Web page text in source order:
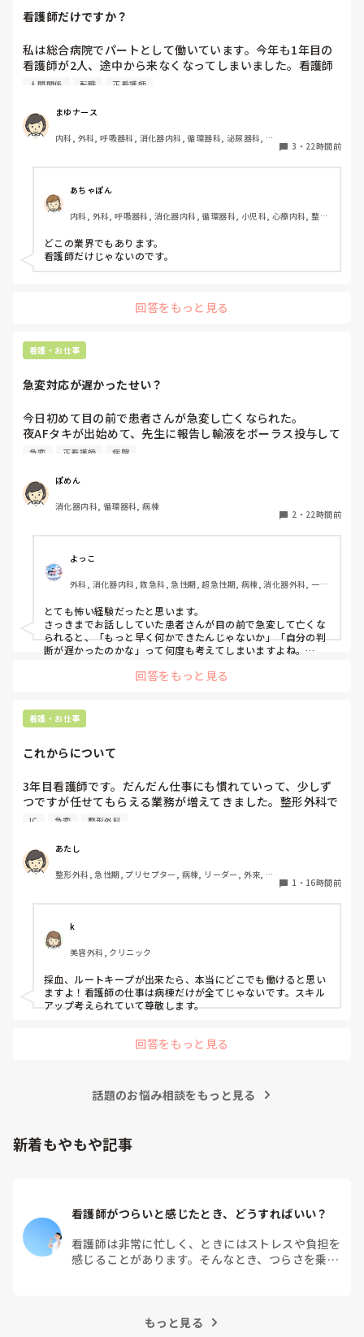
が受かってAも受かったらBに行きます。」と伝えました。
「受かったところを蹴って外部に行くなんて社会人としてど
うかと思うけど。」と言われましたが、1年生の頃からお伝
えしていますし意志を曲げるつもりは毛頭ありませんと伝え
お答え頂きました。
また、内部の試験は第1志望〜第3志望まで必ず書かなければ
なら尚更B病院は受けますって伝えた上で内部の試験をした
のですが、絶対に内部に行かせたいと思ったのか、学年で私
だけ推薦して確実にA病院に行ける事になりました。
でも、そんなこと頼んでいません。B病院を受けることは何
げてここまでやってあげてるのに外部受けるなんて有り得な
いしそれって人としてどうなの？」と言われました。八方塞
私の学校では担任→校長の許可が降りないと必要書類の申請
をすることができません。申請が通っても貰えるまで１ヶ月
かかります。
B病院の看護部長さんは、是非あなたに来て欲しいと言って
くださっていて私も行きたいと思っています。
私の人生のことだから私が決めたいです。推薦されようがさ
れまいがB病院を受けることは決めていました。なのに推薦
されたことで申請を通す気はないとはっきり言われました。
か。
就職担当の事務に相談したら、「1年だけAで働いてその後B
いったら？」と私の経歴に傷がつくことがわかっているのに
他人事扱いです。本当に酷い…
B病院は諦めたくありません。ていうか受かる可能性低いで
す。倍率高いので。絶対に行ける可能性が低いのになぜか裏
で手を回されました。
どうしたら話が通じると思いますか？なんかもう疲れちゃっ
て。
ここまで読んでくださりありがとうございました。客観的に
見ることがもう出来なくなってしまっているので第三者の目
線でご意見頂きたいです。お時間あったらコメントお願いし
ます。
看護師だけですか？
私は総合病院でパートとして働いています。今年も1年目の
看護師が2人、途中から来なくなってしまいました。看護師
として働いていると、指導の場面で「そこまで強く言わなく
患者さんの安全を守るために、厳しく伝えなければならない
場面があることは理解しています。ただ、内容よりも言い方
こうした厳しい指導や人間関係は、看護師という職業ならで
はなのでしょうか。それとも、他の職種でも同じようなこと
はあるのでしょうか？看護師以外の仕事を経験したことがあ
る方や、転職経験のある方のお話も聞いてみたいです。
人間関係 転職 正看護師
まゆナース
内科, 外科, 呼吸器科, 消化器内科, 循環器科, 泌尿器科, 病
3 ・ 22時間前
あちゃぽん
内科, 外科, 呼吸器科, 消化器内科, 循環器科, 小児科, 心療内科, 整形
合診療科, 救急科, 超急性期, ICU, CCU, HCU, その他の科, ママナー
ス, 外来, 神経内科, 脳神経外科, NICU, 消化器外科, 一般病院, 慢性
期, 回復期, 終末期, オペ室, 透析, 検診・健診
どこの業界でもあります。
看護師だけじゃないのです。
回答をもっと見る
看護・お仕事
急変対応が遅かったせい？
今日初めて目の前で患者さんが急変し亡くなられた。
夜AFタキが出始めて、先生に報告し輸液をボーラス投与して
AF波形のままだったけど徐々にレートも落ち着いたし患者
またレートが上がり出したので先生に電話をかけた途端急に
VT波形に移行した。その後VF波形になって、今の今まで話
してた患者さんが目の前で痙攣して亡くなってしまった。
私の判断が遅かったから？DCが病棟に置いてなくてAEDで対
応したから？と、色々悩んでしまいます。
急変 正看護師 病院
ぽめん
消化器内科, 循環器科, 病棟
2 ・ 22時間前
よっこ
外科, 消化器内科, 救急科, 急性期, 超急性期, 病棟, 消化器外科, 一般
とても怖い経験だったと思います。
さっきまでお話ししていた患者さんが目の前で急変して亡くな
られると、「もっと早く何かできたんじゃないか」「自分の判
断が遅かったのかな」って何度も考えてしまいますよね。
ただ、書かれている経過を見る限り、最初にAFが出た時点で先
ったとは限らないと思います。AFでも、血圧低下や意識障害な
ど循環が不安定な場合に緊急でDCを考えるので、落ち着いてい
だけが原因というより、心筋虚血や電解質異常など、背景に別
の原因があった可能性も考えられると思います。
VFになった後についても、AEDはVFやパルスレスVTに対して
いだったわけではないと思います。
文面を見る限り、AFに気づいて先生へ報告し、一度落ち着いた
後も観察を続け、また変化があった時には先生へ連絡されてい
振り返るのであれば、一人で「自分の判断が遅かった」と考え
るより、その時の血圧や症状、波形、採血などを先生やスタッ
フと一緒に確認してみると、何が起きていたのか少し整理でき
るかもしれません。
急変の後はどうしても「あの時こうしていたら」と考えてしま
うと思います。一人で抱え込まず、周りの方ともお話ししてく
回答をもっと見る
看護・お仕事
これからについて
3年目看護師です。だんだん仕事にも慣れていって、少しず
つですが任せてもらえる業務が増えてきました。整形外科で
働いていますが、たしかに高齢者が多い病棟ですがほぼ急変
にはつながらないんじゃないか、って思ってしまいます。で
も、循環器やICU、救命に移動する勇気もありません、、
IC 急変 整形外科
あたし
整形外科, 急性期, プリセプター, 病棟, リーダー, 外来, 一
1 ・ 16時間前
k
美容外科, クリニック
採血、ルートキープが出来たら、本当にどこでも働けると思い
ますよ！看護師の仕事は病棟だけが全てじゃないです。スキル
アップ考えられていて尊敬します。
回答をもっと見る
話題のお悩み相談をもっと見る
新着もやもや記事
看護師がつらいと感じたとき、どうすればいい？
看護師は非常に忙しく、ときにはストレスや負担を
感じることがあります。そんなとき、つらさを乗り
もっと見る